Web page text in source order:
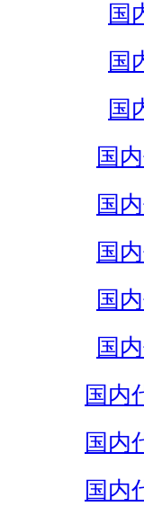
国
国
国
国
国
国
国
国
国内
国内
国内